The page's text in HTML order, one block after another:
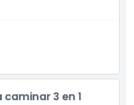
Laberinto de
Park
3 en 1